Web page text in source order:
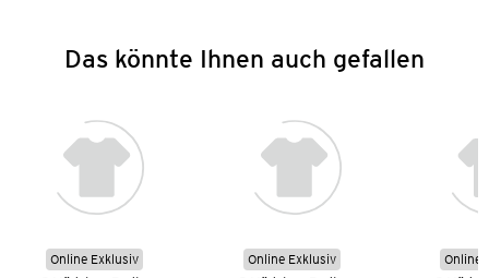
Das könnte Ihnen auch gefallen
Online Exklusiv
Online Exklusiv
Online